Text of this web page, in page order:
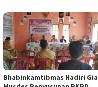
Bhabinkamtibmas Hadiri